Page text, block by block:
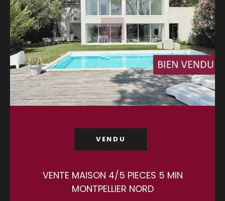
VENDU
VENTE MAISON 4/5 PIECES 5 MIN
MONTPELLIER NORD